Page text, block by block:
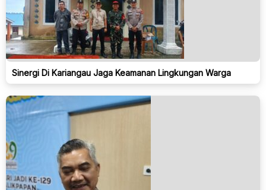
Sinergi Di Kariangau Jaga Keamanan Lingkungan Warga